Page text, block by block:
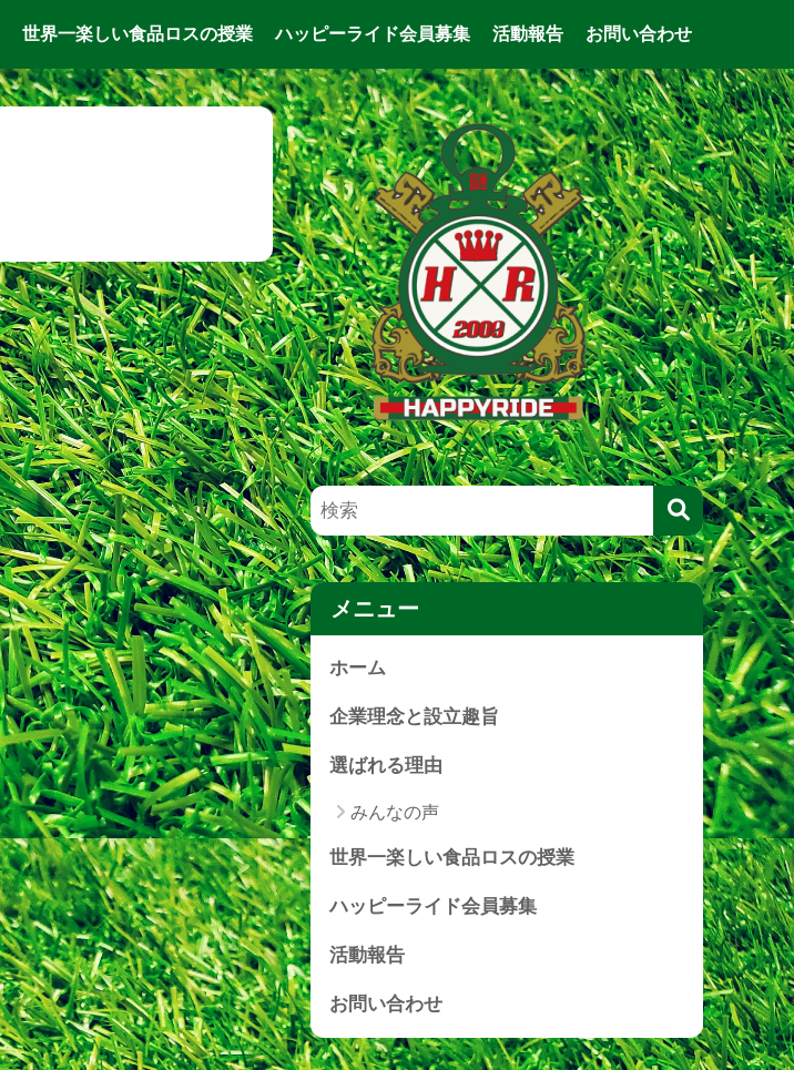
世界一楽しい食品ロスの授業 ハッピーライド会員募集 活動報告 お問い合わせ
メニュー
ホーム
企業理念と設立趣旨
選ばれる理由
みんなの声
世界一楽しい食品ロスの授業
ハッピーライド会員募集
活動報告
お問い合わせ